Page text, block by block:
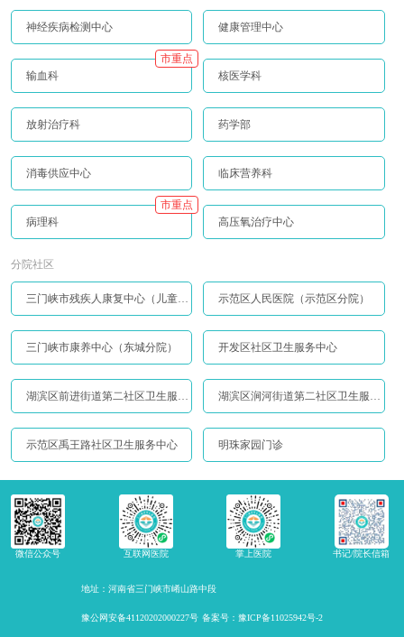
神经疾病检测中心 健康管理中心
输血科
市重点
核医学科
放射治疗科 药学部
消毒供应中心 临床营养科
病理科
市重点
高压氧治疗中心
分院社区
三门峡市残疾人康复中心（儿童康复中心） 示范区人民医院（示范区分院）
三门峡市康养中心（东城分院） 开发区社区卫生服务中心
湖滨区前进街道第二社区卫生服务站 湖滨区涧河街道第二社区卫生服务站
示范区禹王路社区卫生服务中心 明珠家园门诊
微信公众号 互联网医院 掌上医院 书记/院长信箱
地址：河南省三门峡市崤山路中段
豫公网安备41120202000227号 备案号：豫ICP备11025942号-2